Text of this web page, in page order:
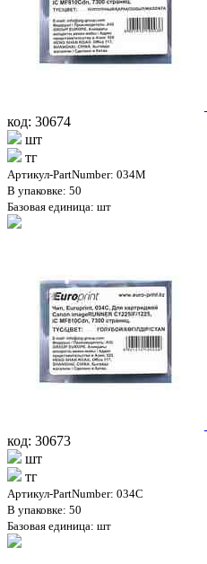
код: 30674
шт
тг
Артикул-PartNumber: 034M
В упаковке: 50
Базовая единица: шт
код: 30673
шт
тг
Артикул-PartNumber: 034C
В упаковке: 50
Базовая единица: шт